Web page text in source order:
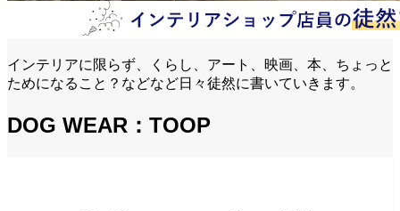
インテリアに限らず、くらし、アート、映画、本、ちょっと
ためになること？などなど日々徒然に書いていきます。
DOG WEAR：TOOP